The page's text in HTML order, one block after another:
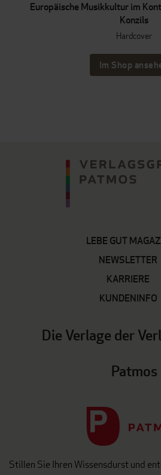
Europäische Musikkultur im
Konzils
Hardcover
Im Shop
LEBE GUT
NEWSLETTER
KARRIERE
KUNDENINFO
Die Verlage der
Patmos
Stillen Sie Ihren Wissensdurst und